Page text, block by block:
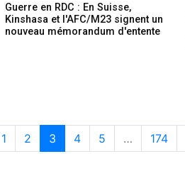
Guerre en RDC : En Suisse,
Kinshasa et l'AFC/M23 signent un
nouveau mémorandum d'entente
1 2 3 4 5 … 174